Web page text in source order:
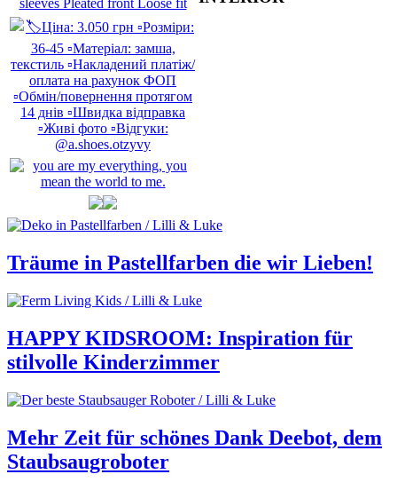
Träume in Pastellfarben die wir Lieben!
HAPPY KIDSROOM: Inspiration für
stilvolle Kinderzimmer
Mehr Zeit für schönes Dank Deebot, dem
Staubsaugroboter